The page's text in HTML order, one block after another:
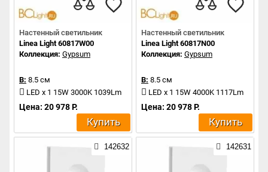
Настенный светильник
Linea Light 60817W00
Коллекция: Gypsum
В: 8.5 см
LED x 1 15W 3000K 1039Lm
Цена: 20 978 Р.
Купить
Настенный светильник
Linea Light 60817N00
Коллекция: Gypsum
В: 8.5 см
LED x 1 15W 4000K 1117Lm
Цена: 20 978 Р.
Купить
142632 142631